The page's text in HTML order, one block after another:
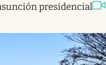
presidencial